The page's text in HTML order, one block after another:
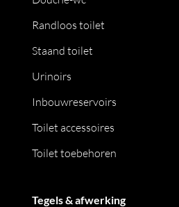
Randloos toilet
Staand toilet
Urinoirs
Inbouwreservoirs
Toilet accessoires
Toilet toebehoren
Tegels & afwerking